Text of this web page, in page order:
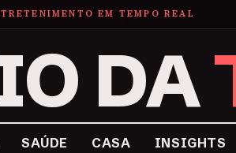
EM TEMPO REAL
DA
SAÚDE CASA INSIGHTS